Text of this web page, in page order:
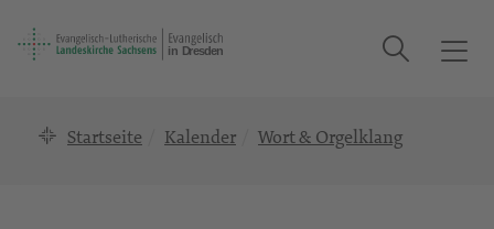
T
Suche
Startseite Kalender Wort & Orgelklang